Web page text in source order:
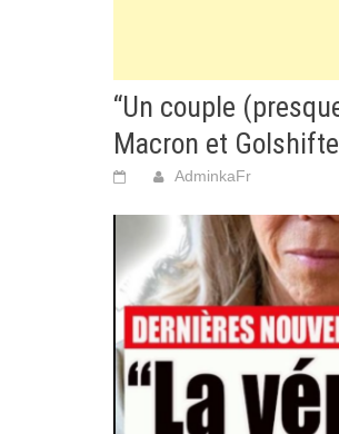
“Un couple
Macron et
AdminkaFr